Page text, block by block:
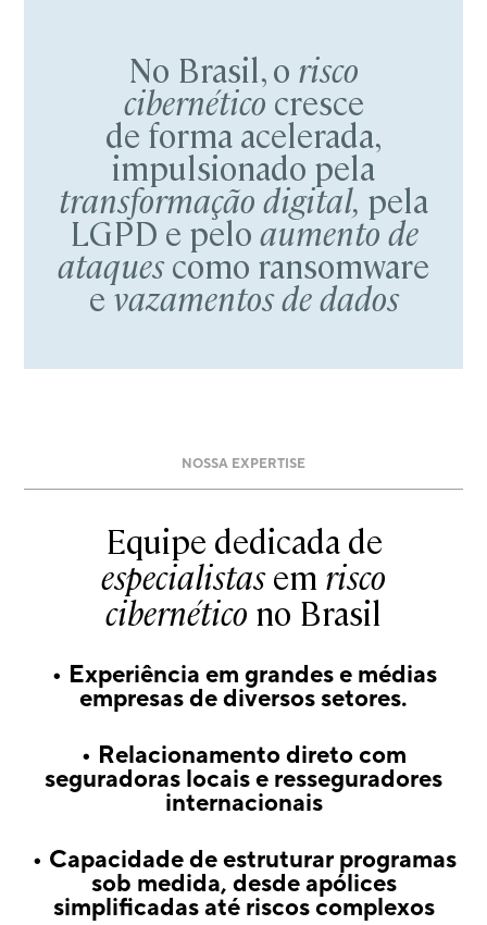
No Brasil, o risco
cibernético cresce
de forma acelerada,
impulsionado pela
transformação digital, pela
LGPD e pelo aumento de
ataquescomo ransomware
evazamentos de dados
NOSSA EXPERTISE
Equipe dedicada de
especialistasem risco
cibernético no Brasil
• Experiência em grandes e médias
empresas de diversos setores.
• Relacionamento direto com
seguradoras locais e resseguradores
internacionais
• Capacidade de estruturar programas
sob medida, desde apólices
simplificadas até riscos complexos